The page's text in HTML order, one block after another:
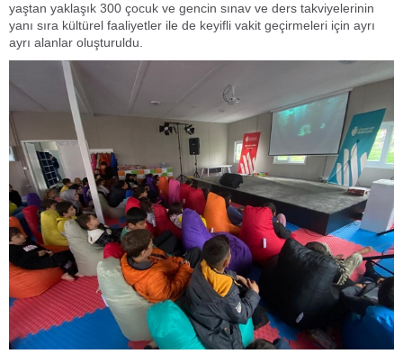
yaştan yaklaşık 300 çocuk ve gencin sınav ve ders takviyelerinin
yanı sıra kültürel faaliyetler ile de keyifli vakit geçirmeleri için ayrı
ayrı alanlar oluşturuldu.